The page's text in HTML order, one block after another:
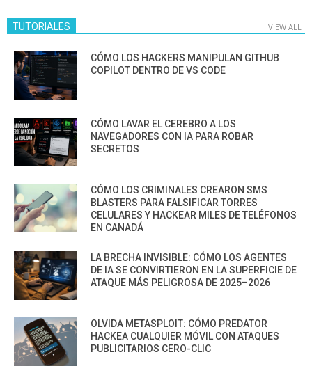
TUTORIALES VIEW ALL
CÓMO LOS HACKERS MANIPULAN GITHUB
COPILOT DENTRO DE VS CODE
CÓMO LAVAR EL CEREBRO A LOS
NAVEGADORES CON IA PARA ROBAR
SECRETOS
CÓMO LOS CRIMINALES CREARON SMS
BLASTERS PARA FALSIFICAR TORRES
CELULARES Y HACKEAR MILES DE TELÉFONOS
EN CANADÁ
LA BRECHA INVISIBLE: CÓMO LOS AGENTES
DE IA SE CONVIRTIERON EN LA SUPERFICIE DE
ATAQUE MÁS PELIGROSA DE 2025–2026
OLVIDA METASPLOIT: CÓMO PREDATOR
HACKEA CUALQUIER MÓVIL CON ATAQUES
PUBLICITARIOS CERO-CLIC